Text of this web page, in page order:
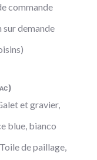
commande
demande
et gravier,
blue, bianco
de paillage,